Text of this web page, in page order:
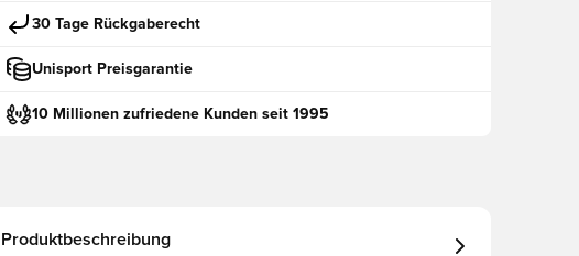
30 Tage Rückgaberecht
Unisport Preisgarantie
10 Millionen zufriedene Kunden seit 1995
Produktbeschreibung